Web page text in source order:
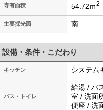
専有面積 54.72ｍ2
主要採光面 南
設備・条件・こだわり
キッチン システム
バス・トイレ
給湯 / バ
室 / 洗面
便座 / 洗